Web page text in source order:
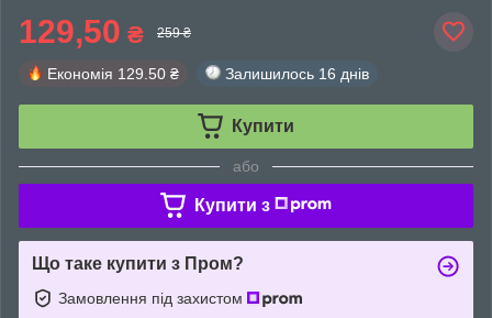
129,50 ₴ 259 ₴
Економія 129.50 ₴ Залишилось 16 днів
Купити
або
Купити з
Що таке купити з Пром?
Замовлення під захистом